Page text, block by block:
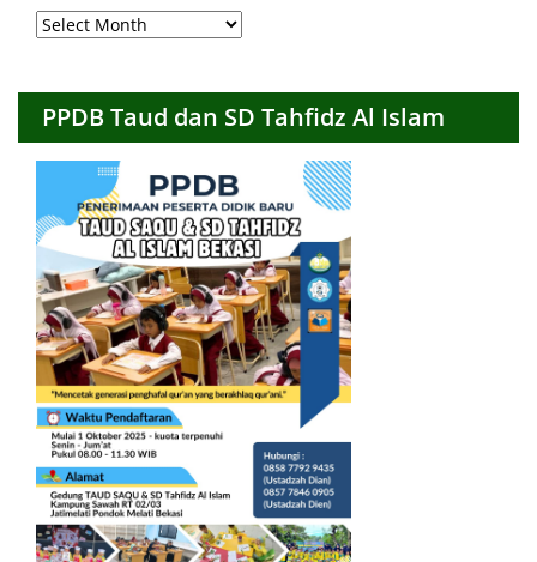
Arsip
Bulanan
PPDB Taud dan SD Tahfidz Al Islam